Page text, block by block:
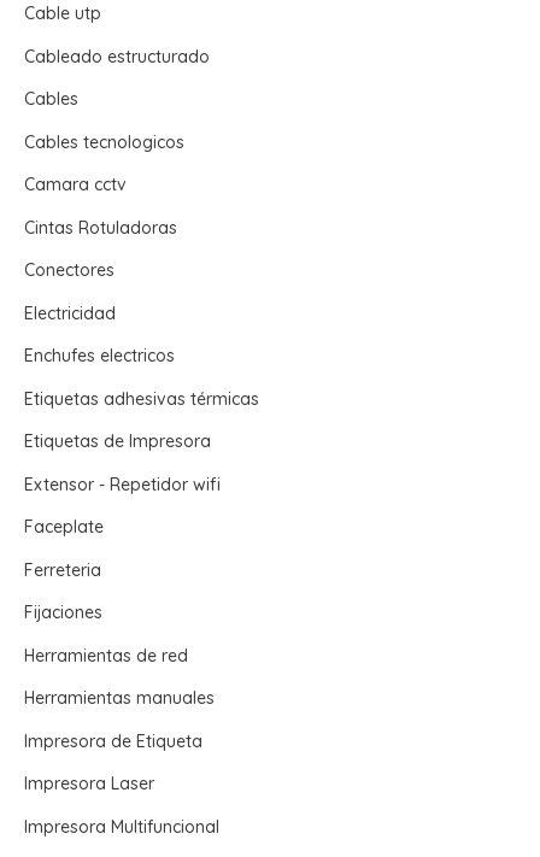
Cable utp
Cableado estructurado
Cables
Cables tecnologicos
Camara cctv
Cintas Rotuladoras
Conectores
Electricidad
Enchufes electricos
Etiquetas adhesivas térmicas
Etiquetas de Impresora
Extensor - Repetidor wifi
Faceplate
Ferreteria
Fijaciones
Herramientas de red
Herramientas manuales
Impresora de Etiqueta
Impresora Laser
Impresora Multifuncional